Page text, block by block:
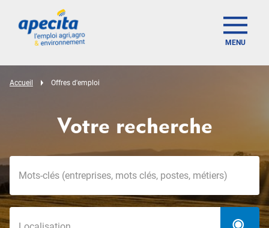
MENU
Accueil Offres d'emploi
Votre recherche